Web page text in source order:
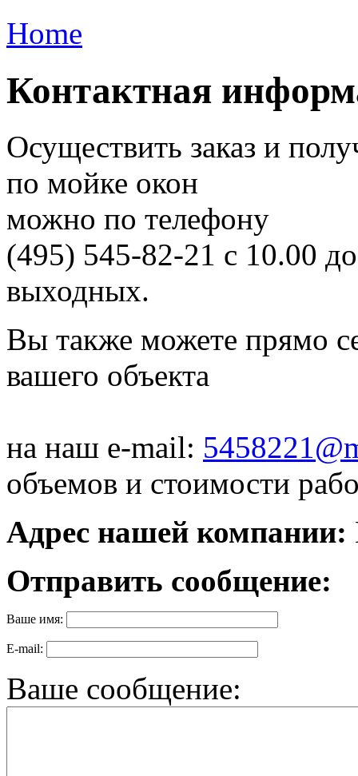
Home
Контактная
Осуществить заказ и
по мойке окон
можно по телефону
(495) 545-82-21 с 10.00
выходных.
Вы также можете прямо
вашего объекта
на наш e-mail:
объемов и стоимости
Адрес нашей компании:
Отправить сообщение:
Ваше имя:
E-mail:
Ваше сообщение: